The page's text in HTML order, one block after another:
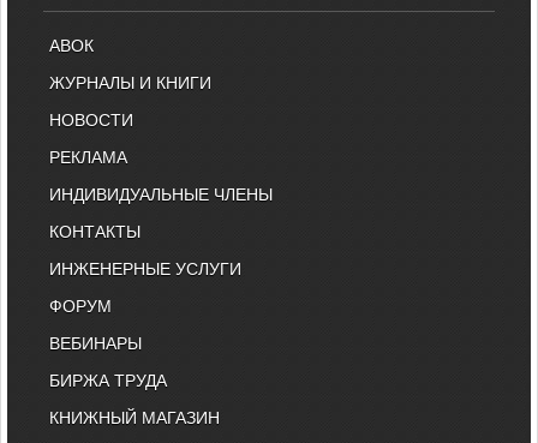
АВОК
ЖУРНАЛЫ И КНИГИ
НОВОСТИ
РЕКЛАМА
ИНДИВИДУАЛЬНЫЕ ЧЛЕНЫ
КОНТАКТЫ
ИНЖЕНЕРНЫЕ УСЛУГИ
ФОРУМ
ВЕБИНАРЫ
БИРЖА ТРУДА
КНИЖНЫЙ МАГАЗИН